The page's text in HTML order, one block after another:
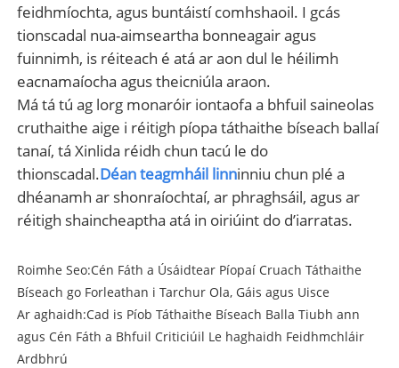
feidhmíochta, agus buntáistí comhshaoil. I gcás
tionscadal nua-aimseartha bonneagair agus
fuinnimh, is réiteach é atá ar aon dul le héilimh
eacnamaíocha agus theicniúla araon.
Má tá tú ag lorg monaróir iontaofa a bhfuil saineolas
cruthaithe aige i réitigh píopa táthaithe bíseach ballaí
tanaí, tá Xinlida réidh chun tacú le do
thionscadal.Déan teagmháil linninniu chun plé a
dhéanamh ar shonraíochtaí, ar phraghsáil, agus ar
réitigh shaincheaptha atá in oiriúint do d’iarratas.
Roimhe Seo:Cén Fáth a Úsáidtear Píopaí Cruach Táthaithe
Bíseach go Forleathan i Tarchur Ola, Gáis agus Uisce
Ar aghaidh:Cad is Píob Táthaithe Bíseach Balla Tiubh ann
agus Cén Fáth a Bhfuil Criticiúil Le haghaidh Feidhmchláir
Ardbhrú